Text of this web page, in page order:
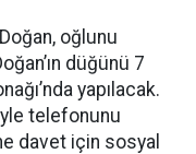
oğlunu
düğünü 7
yapılacak.
telefonunu
davet için sosyal